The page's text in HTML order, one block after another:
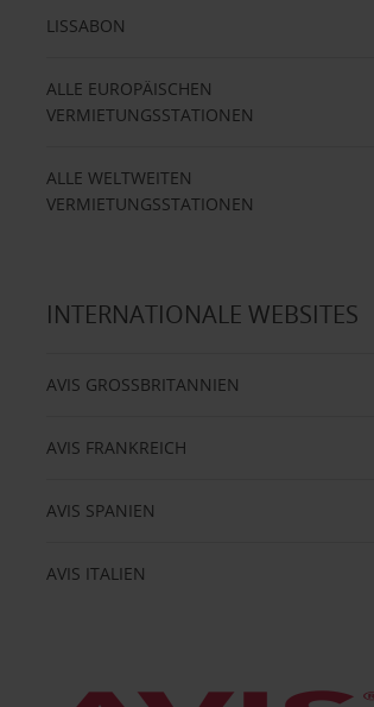
LISSABON
ALLE EUROPÄISCHEN
VERMIETUNGSSTATIONEN
ALLE WELTWEITEN
VERMIETUNGSSTATIONEN
INTERNATIONALE WEBSITES
AVIS GROSSBRITANNIEN
AVIS FRANKREICH
AVIS SPANIEN
AVIS ITALIEN